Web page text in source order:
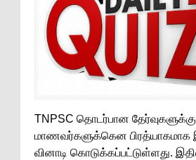
TNPSC தொடர்பான தேர்வுகளுக்கு
மாணவர்களுக்கென பிரத்யாகமாக
வினாடி கொடுக்கப்பட்டுள்ளது.